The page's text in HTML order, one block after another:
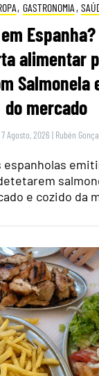
, GASTRONOMIA ,
alimentar
do mercado
Agosto, 2026 | Rubén
e cozido da